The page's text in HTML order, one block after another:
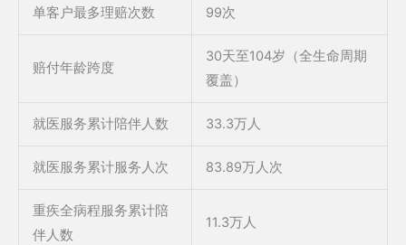
单客户最多理赔次数 99次
赔付年龄跨度
30天至104岁（全生命周期
覆盖）
就医服务累计陪伴人数 33.3万人
就医服务累计服务人次 83.89万人次
重疾全病程服务累计陪
伴人数
11.3万人